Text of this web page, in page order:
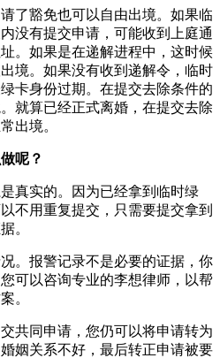
了豁免也可以自由出境。如果临
没有提交申请，可能收到上庭通
。如果是在递解进程中，这时候
境。如果没有收到递解令，临时
卡身份过期。在提交去除条件的
就算已经正式离婚，在提交去除
出境。
呢？
真实的。因为已经拿到临时绿
不用重复提交，只需要提交拿到
。
。报警记录不是必要的证据，你
可以咨询专业的李想律师，以帮
。
共同申请，您仍可以将申请转为
姻关系不好，最后转正申请被要